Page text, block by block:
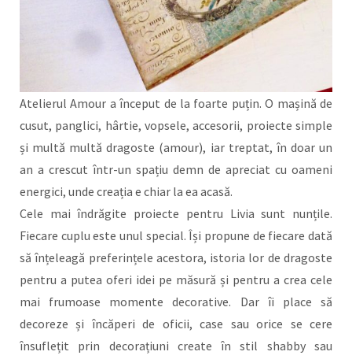
Atelierul Amour a început de la foarte puțin. O mașină de
cusut, panglici, hârtie, vopsele, accesorii, proiecte simple
și multă multă dragoste (amour), iar treptat, în doar un
an a crescut într-un spațiu demn de apreciat cu oameni
energici, unde creația e chiar la ea acasă.
Cele mai îndrăgite proiecte pentru Livia sunt nunțile.
Fiecare cuplu este unul special. Își propune de fiecare dată
să înțeleagă preferințele acestora, istoria lor de dragoste
pentru a putea oferi idei pe măsură și pentru a crea cele
mai frumoase momente decorative. Dar îi place să
decoreze și încăperi de oficii, case sau orice se cere
însuflețit prin decorațiuni create în stil shabby sau